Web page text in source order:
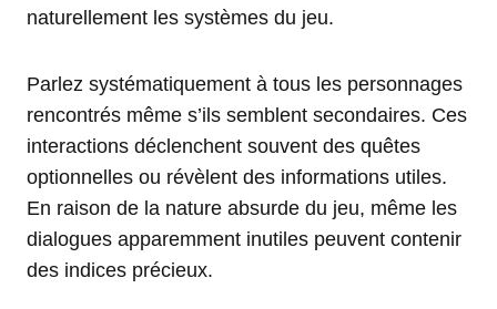
naturellement les systèmes du jeu.
Parlez systématiquement à tous les personnages
rencontrés même s’ils semblent secondaires. Ces
interactions déclenchent souvent des quêtes
optionnelles ou révèlent des informations utiles.
En raison de la nature absurde du jeu, même les
dialogues apparemment inutiles peuvent contenir
des indices précieux.